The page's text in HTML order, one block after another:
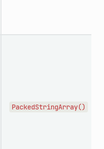
PackedStringArray()